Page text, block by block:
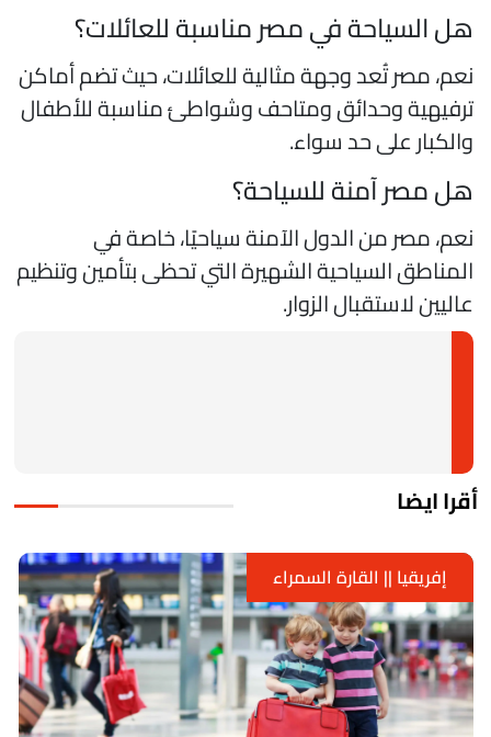
السياحة في مصر مناسبة للعائلات؟
مصر تُعد وجهة مثالية للعائلات، حيث تضم أماكن
وحدائق ومتاحف وشواطئ مناسبة للأطفال
على حد سواء.
مصر آمنة للسياحة؟
مصر من الدول الآمنة سياحيًا، خاصة في
السياحية الشهيرة التي تحظى بتأمين وتنظيم
لاستقبال الزوار.
ايضا
إفريقيا || القارة السمراء